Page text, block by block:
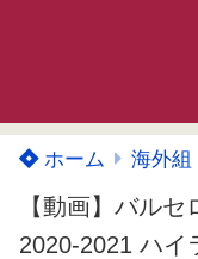
ホーム 海外組
【動画】バル
2020-2021 ハイ